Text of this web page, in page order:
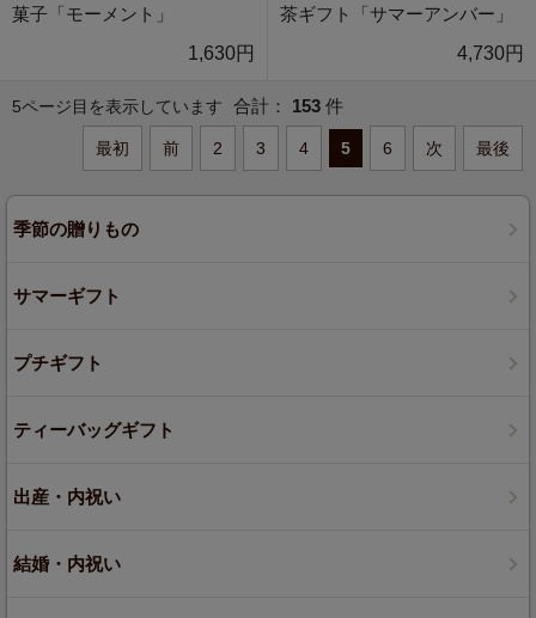
菓子「モーメント」
1,630円
茶ギフト「サマーアンバー」
4,730円
5ページ目を表示しています 合計： 153 件
最初 前 2 3 4 5 6 次 最後
季節の贈りもの
サマーギフト
プチギフト
ティーバッグギフト
出産・内祝い
結婚・内祝い